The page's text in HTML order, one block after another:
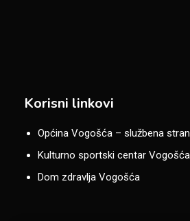
Korisni linkovi
Općina Vogošća – službena
Kulturno sportski centar Vogošća
Dom zdravlja Vogošća